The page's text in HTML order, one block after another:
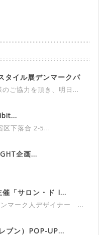
タイル展デンマークパ
ご協力を頂き、明日...
下落合 2-5...
企画...
催「サロン・ド I...
ンマーク人デザイナー ...
ブン）POP-UP...